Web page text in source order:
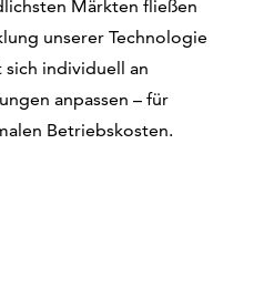
Märkten fließen
unserer Technologie
sich individuell an
anpassen – für
Betriebskosten.